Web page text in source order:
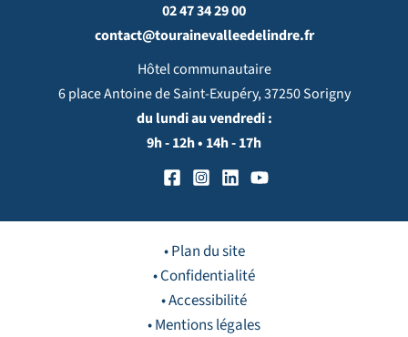
02 47 34 29 00
contact@tourainevalleedelindre.fr
Hôtel communautaire
6 place Antoine de Saint-Exupéry, 37250 Sorigny
du lundi au vendredi :
9h - 12h • 14h - 17h
• Plan du site
• Confidentialité
• Accessibilité
• Mentions légales